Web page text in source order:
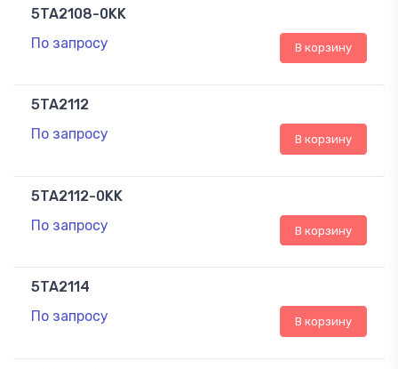
5TA2108-0KK
По запросу
В корзину
5TA2112
По запросу
В корзину
5TA2112-0KK
По запросу
В корзину
5TA2114
По запросу
В корзину